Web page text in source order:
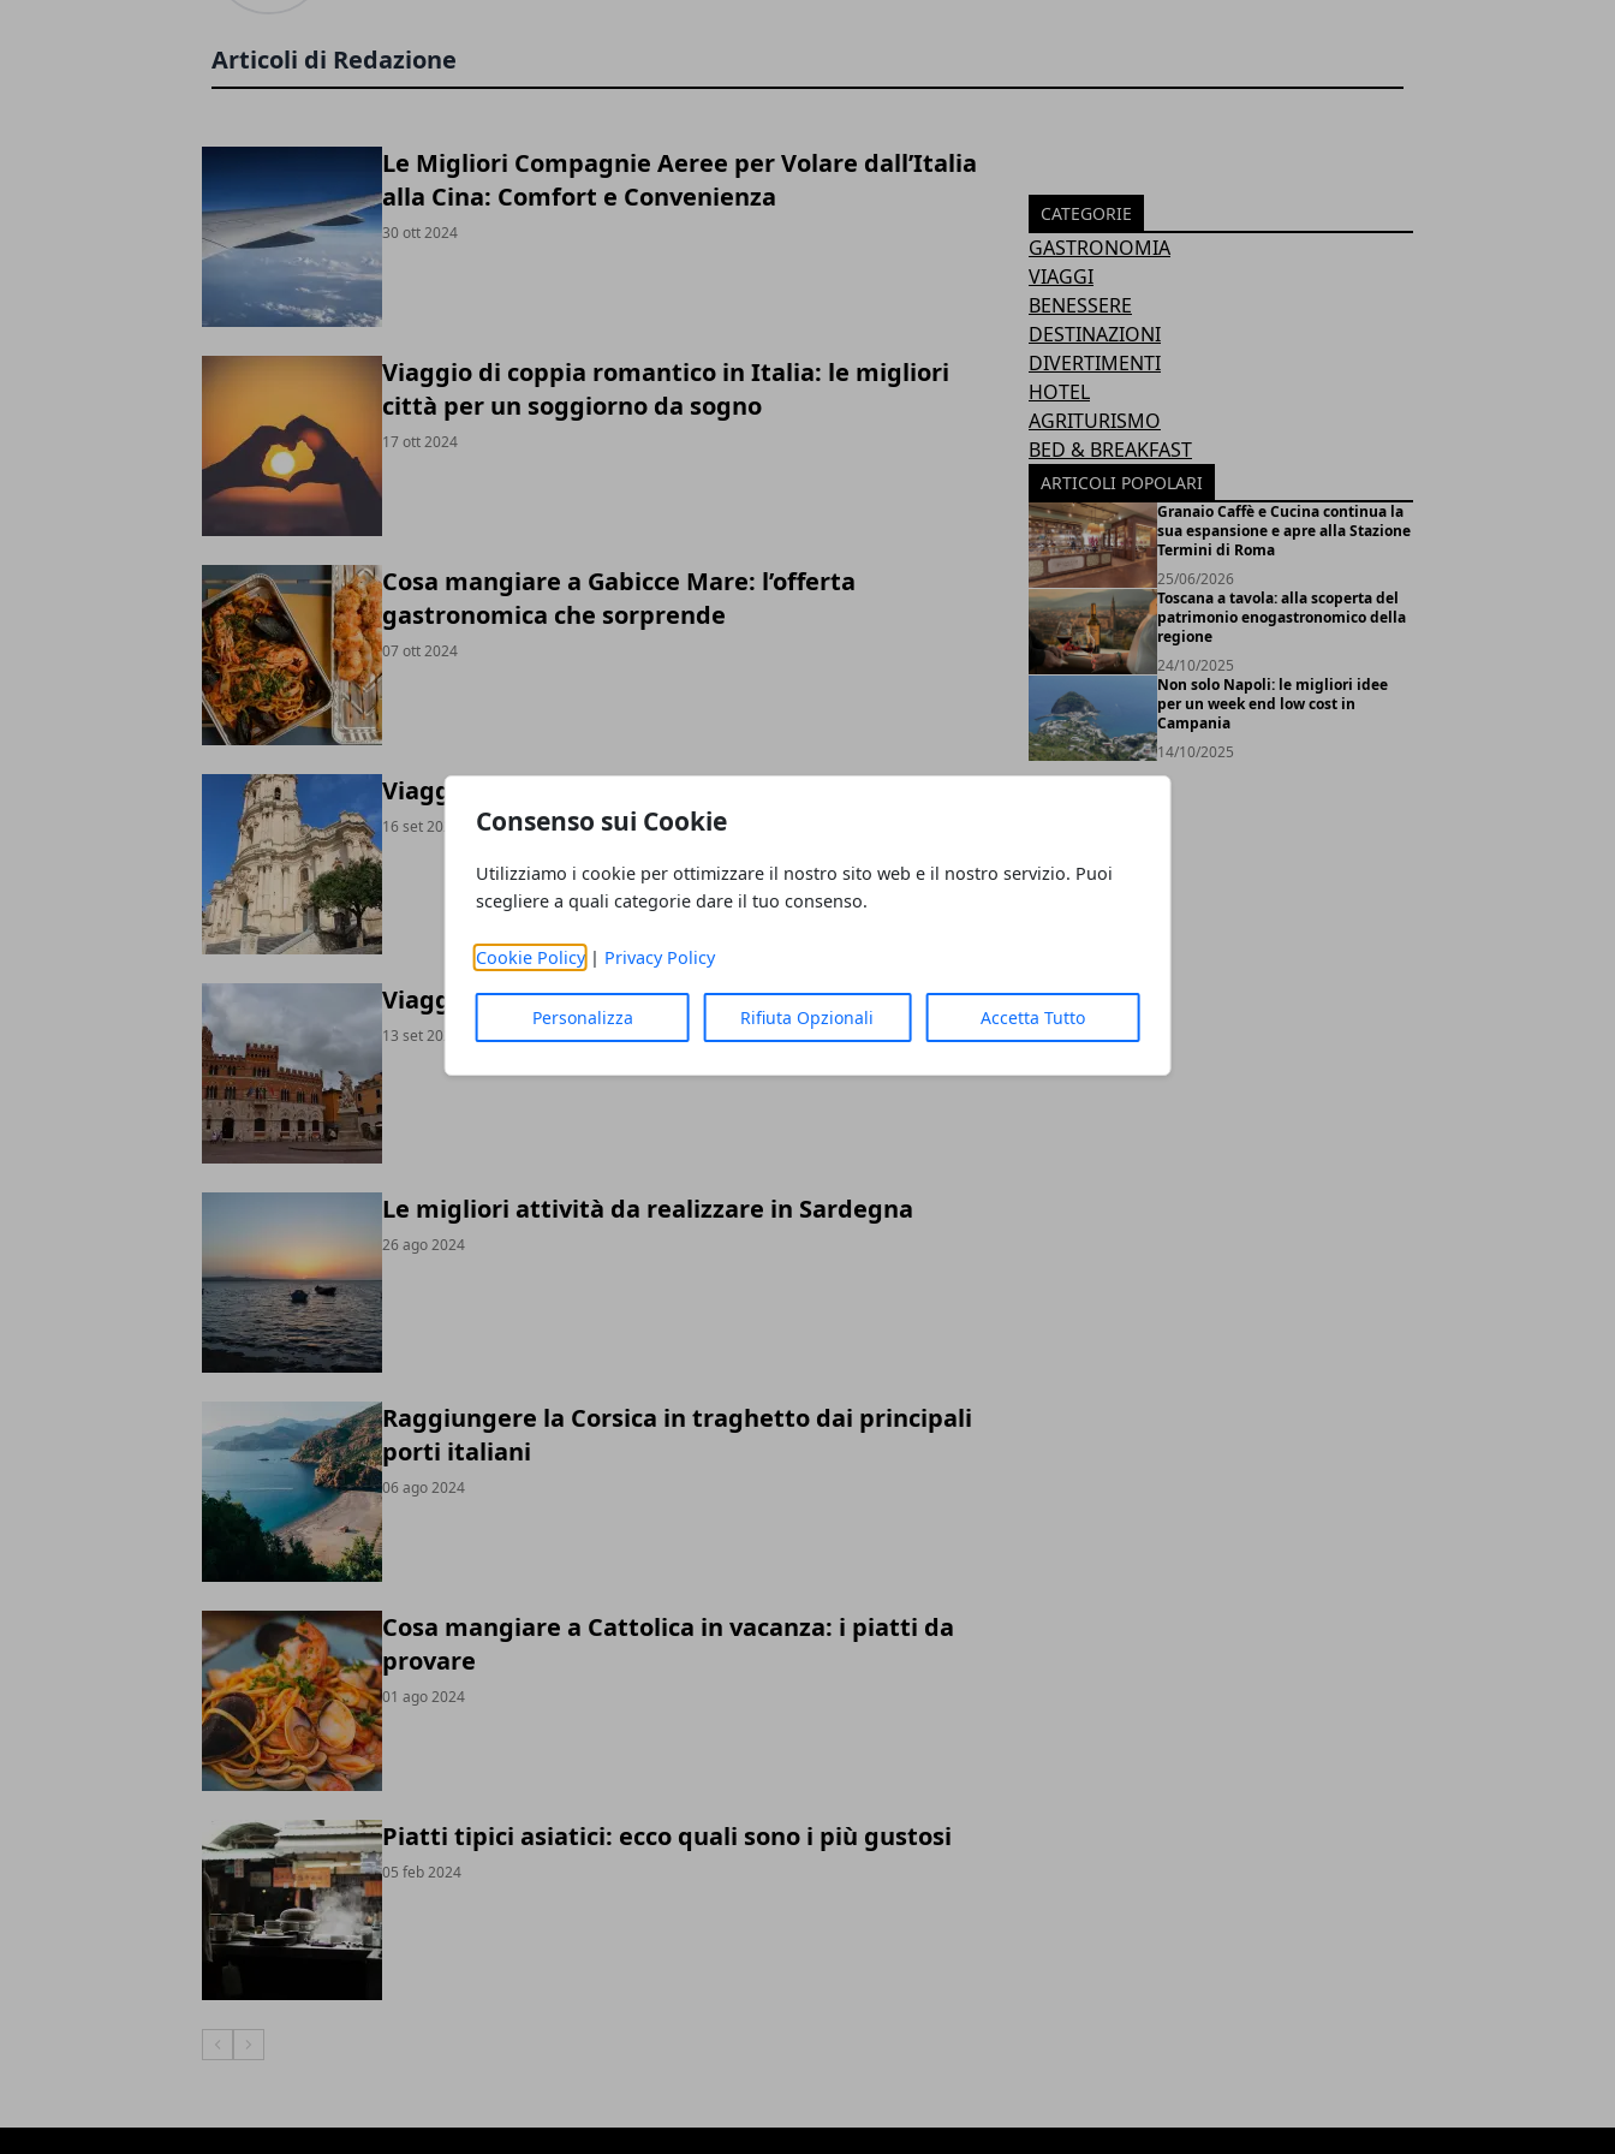
Consenso sui Cookie
Utilizziamo i cookie per ottimizzare il nostro sito web e il nostro servizio. Puoi
scegliere a quali categorie dare il tuo consenso.
Cookie Policy| Privacy Policy
Personalizza Rifiuta Opzionali Accetta Tutto
Articoli di Redazione
Le Migliori Compagnie Aeree per Volare dall’Italia
alla Cina: Comfort e Convenienza
30 ott 2024
Viaggio di coppia romantico in Italia: le migliori
città per un soggiorno da sogno
17 ott 2024
Cosa mangiare a Gabicce Mare: l’offerta
gastronomica che sorprende
07 ott 2024
Viaggio in Sicilia: Modica
16 set 2024
Viaggio in Toscana: Grosseto
13 set 2024
Le migliori attività da realizzare in Sardegna
26 ago 2024
Raggiungere la Corsica in traghetto dai principali
porti italiani
06 ago 2024
Cosa mangiare a Cattolica in vacanza: i piatti da
provare
01 ago 2024
Piatti tipici asiatici: ecco quali sono i più gustosi
05 feb 2024
Articolo Precedente
Articolo Successivo
CATEGORIE
GASTRONOMIA
VIAGGI
BENESSERE
DESTINAZIONI
DIVERTIMENTI
HOTEL
AGRITURISMO
BED & BREAKFAST
ARTICOLI POPOLARI
Granaio Caffè e Cucina continua la
sua espansione e apre alla Stazione
Termini di Roma
25/06/2026
Toscana a tavola: alla scoperta del
patrimonio enogastronomico della
regione
24/10/2025
Non solo Napoli: le migliori idee
per un week end low cost in
Campania
14/10/2025